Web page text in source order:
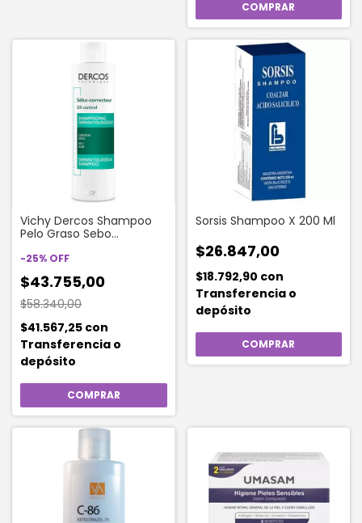
Vichy Dercos Shampoo
Pelo Graso Sebo
-25% OFF
$43.755,00
$58.340,00
$41.567,25 con
Transferencia o
depósito
Sorsis Shampoo X 200 Ml
$26.847,00
$18.792,90 con
Transferencia o
depósito